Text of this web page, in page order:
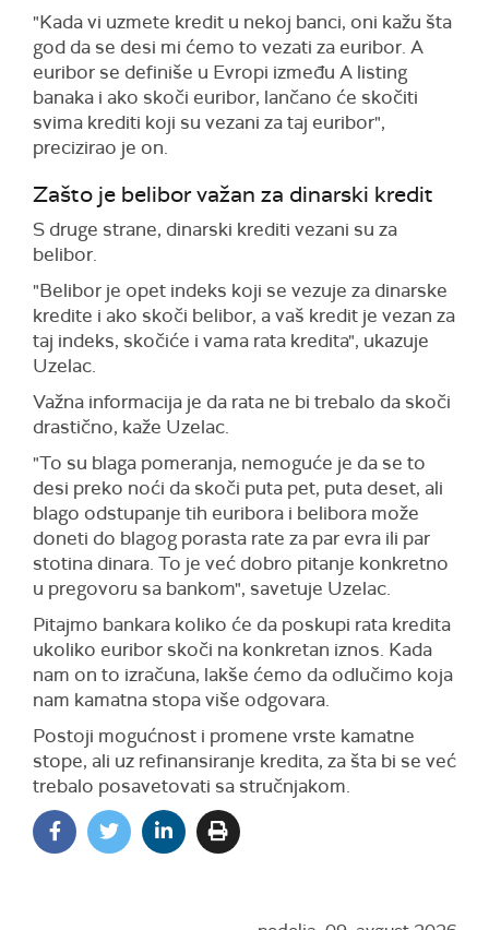
"Kada vi uzmete kredit u nekoj banci, oni kažu šta
god da se desi mi ćemo to vezati za euribor. A
euribor se definiše u Evropi između A listing
banaka i ako skoči euribor, lančano će skočiti
svima krediti koji su vezani za taj euribor",
precizirao je on.
Zašto je belibor važan za dinarski kredit
S druge strane, dinarski krediti vezani su za
belibor.
"Belibor je opet indeks koji se vezuje za dinarske
kredite i ako skoči belibor, a vaš kredit je vezan za
taj indeks, skočiće i vama rata kredita", ukazuje
Uzelac.
Važna informacija je da rata ne bi trebalo da skoči
drastično, kaže Uzelac.
"To su blaga pomeranja, nemoguće je da se to
desi preko noći da skoči puta pet, puta deset, ali
blago odstupanje tih euribora i belibora može
doneti do blagog porasta rate za par evra ili par
stotina dinara. To je već dobro pitanje konkretno
u pregovoru sa bankom", savetuje Uzelac.
Pitajmo bankara koliko će da poskupi rata kredita
ukoliko euribor skoči na konkretan iznos. Kada
nam on to izračuna, lakše ćemo da odlučimo koja
nam kamatna stopa više odgovara.
Postoji mogućnost i promene vrste kamatne
stope, ali uz refinansiranje kredita, za šta bi se već
trebalo posavetovati sa stručnjakom.